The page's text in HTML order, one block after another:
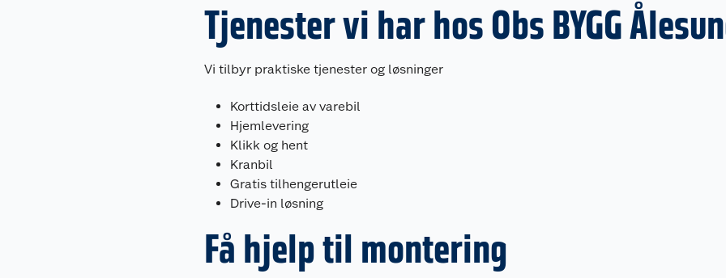
Tjenester vi har hos Obs BYGG
Vi tilbyr praktiske tjenester og løsninger
Korttidsleie av varebil
Hjemlevering
Klikk og hent
Kranbil
Gratis tilhengerutleie
Drive-in løsning
Få hjelp til montering